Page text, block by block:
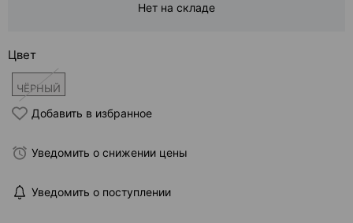
Нет на складе
Цвет
ЧЁРНЫЙ
Добавить в избранное
Уведомить о снижении цены
Уведомить о поступлении